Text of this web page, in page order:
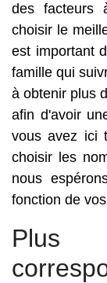
des facteurs
choisir le
est important
famille qui
à obtenir plus
afin d'avoir
vous avez ici
choisir les
nous
fonction de
Plus